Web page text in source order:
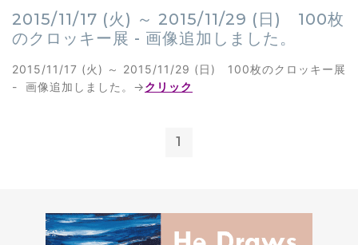
2015/11/17 (火) ～ 2015/11/29 (日) 100枚
のクロッキー展 - 画像追加しました。
2015/11/17 (火) ～ 2015/11/29 (日) 100枚のクロッキー展
- 画像追加しました。→クリック
1